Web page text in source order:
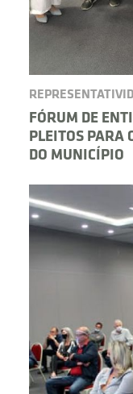
FÓRUM DE
PLEITOS PARA
DO MUNICÍPIO